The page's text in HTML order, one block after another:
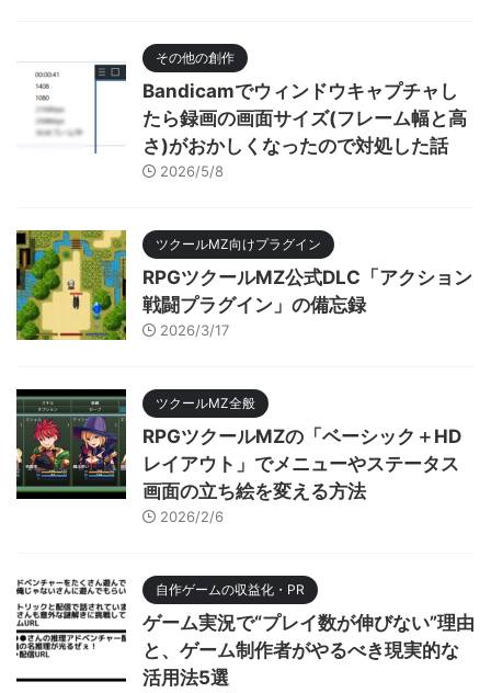
その他の創作
Bandicamでウィンドウキャプチャし
たら録画の画面サイズ(フレーム幅と高
さ)がおかしくなったので対処した話
2026/5/8
ツクールMZ向けプラグイン
RPGツクールMZ公式DLC「アクション
戦闘プラグイン」の備忘録
2026/3/17
ツクールMZ全般
RPGツクールMZの「ベーシック＋HD
レイアウト」でメニューやステータス
画面の立ち絵を変える方法
2026/2/6
自作ゲームの収益化・PR
ゲーム実況で“プレイ数が伸びない”理由
と、ゲーム制作者がやるべき現実的な
活用法5選